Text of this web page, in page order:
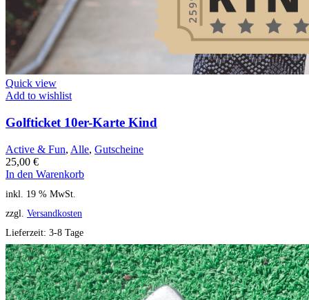
Quick view
Add to wishlist
Golfticket 10er-Karte Kind
Active & Fun, Alle, Gutscheine
25,00 €
In den Warenkorb
inkl. 19 % MwSt.
zzgl. Versandkosten
Lieferzeit: 3-8 Tage